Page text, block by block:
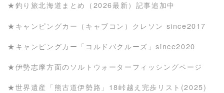
★釣り旅北海道まとめ（2026最新）記事追加中
★キャンピングカー（キャブコン）クレソン since2017
★キャンピングカー「コルドバクルーズ」since2020
★伊勢志摩方面のソルトウォーターフィッシングページ
★世界遺産「熊古道伊勢路」18峠越え完歩リスト(2025)